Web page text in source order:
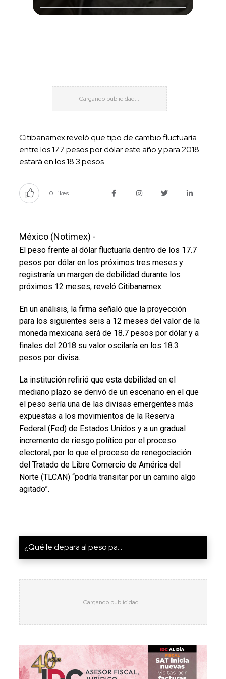
Citibanamex reveló que tipo de cambio fluctuaría
entre los 17.7 pesos por dólar este año y para 2018
estará en los 18.3 pesos
0 Likes
México (Notimex) -
El peso frente al dólar fluctuaría dentro de los 17.7
pesos por dólar en los próximos tres meses y
registraría un margen de debilidad durante los
próximos 12 meses, reveló Citibanamex.
En un análisis, la firma señaló que la proyección
para los siguientes seis a 12 meses del valor de la
moneda mexicana será de 18.7 pesos por dólar y a
finales del 2018 su valor oscilaría en los 18.3
pesos por divisa.
La institución refirió que esta debilidad en el
mediano plazo se derivó de un escenario en el que
el peso sería una de las divisas emergentes más
expuestas a los movimientos de la Reserva
Federal (Fed) de Estados Unidos y a un gradual
incremento de riesgo político por el proceso
electoral, por lo que el proceso de renegociación
del Tratado de Libre Comercio de América del
Norte (TLCAN) “podría transitar por un camino algo
agitado”.
¿Qué le depara al peso pa...